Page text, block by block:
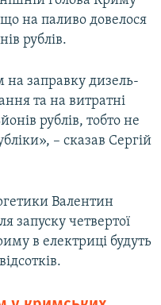
на паливо довелося
рублів.
заправку дизель-
та на витратні
рублів, тобто не
– сказав Сергій
Валентин
запуску четвертої
в електриці будуть